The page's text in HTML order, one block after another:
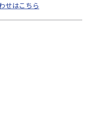
せはこちら